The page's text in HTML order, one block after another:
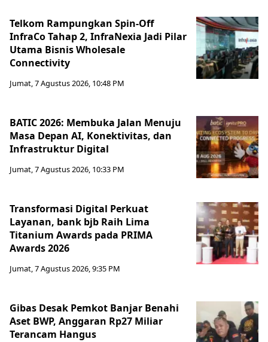
Telkom Rampungkan Spin-Off
InfraCo Tahap 2, InfraNexia Jadi Pilar
Utama Bisnis Wholesale
Connectivity
Jumat, 7 Agustus 2026, 10:48 PM
BATIC 2026: Membuka Jalan Menuju
Masa Depan AI, Konektivitas, dan
Infrastruktur Digital
Jumat, 7 Agustus 2026, 10:33 PM
Transformasi Digital Perkuat
Layanan, bank bjb Raih Lima
Titanium Awards pada PRIMA
Awards 2026
Jumat, 7 Agustus 2026, 9:35 PM
Gibas Desak Pemkot Banjar Benahi
Aset BWP, Anggaran Rp27 Miliar
Terancam Hangus